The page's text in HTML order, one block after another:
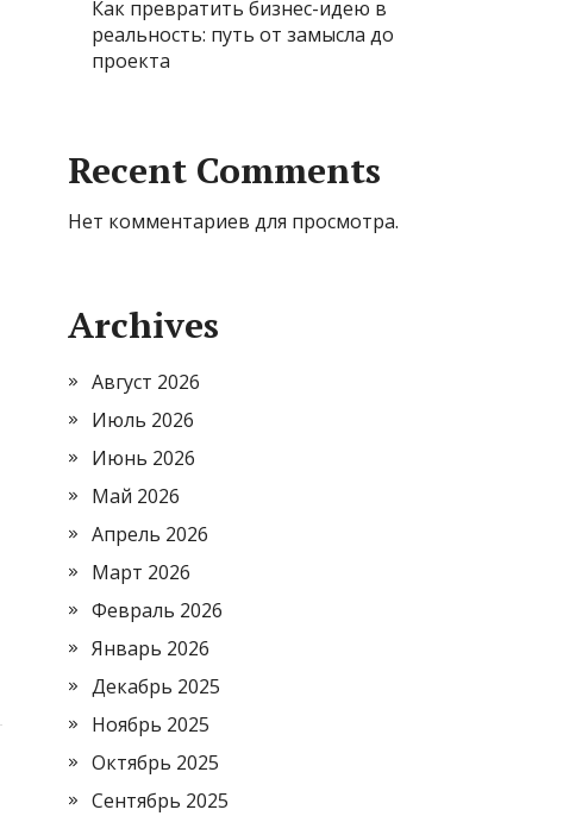
Как превратить бизнес-идею в
реальность: путь от замысла до
проекта
Recent Comments
Нет комментариев для просмотра.
Archives
Август 2026
Июль 2026
Июнь 2026
Май 2026
Апрель 2026
Март 2026
Февраль 2026
Январь 2026
Декабрь 2025
Ноябрь 2025
Октябрь 2025
Сентябрь 2025